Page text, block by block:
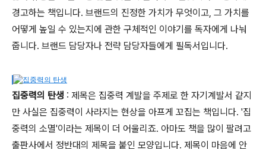
경고하는 책입니다. 브랜드의 진정한 가치가 무엇이고, 그 가치를
어떻게 높일 수 있는지에 관한 구체적인 이야기를 독자에게 나눠
줍니다. 브랜드 담당자나 전략 담당자들에게 필독서입니다.
집중력의 탄생 : 제목은 집중력 계발을 주제로 한 자기계발서 같지
만 사실은 집중력이 사라지는 현상을 아프게 꼬집는 책입니다. '집
중력의 소멸'이라는 제목이 더 어울리죠. 아마도 책을 많이 팔려고
출판사에서 정반대의 제목을 붙인 모양입니다. 제목이 마음에 안